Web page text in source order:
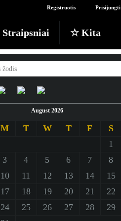
Prisijungti
Registruotis
☆ Kita
August 2026
M T W T F
S
1
3
4 5 6 7
8
10
11 12 13 14
15
17
18 19 20 21
22
24
25 26 27 28
29